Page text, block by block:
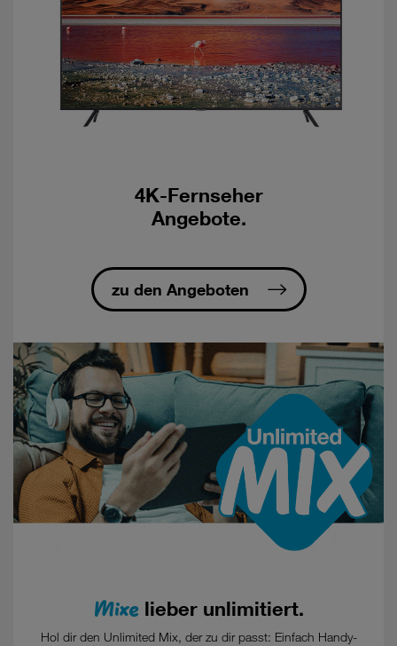
4K-Fernseher
Angebote.
zu den Angeboten
Mixelieber unlimitiert.
Hol dir den Unlimited Mix, der zu dir passt: Einfach Handy-